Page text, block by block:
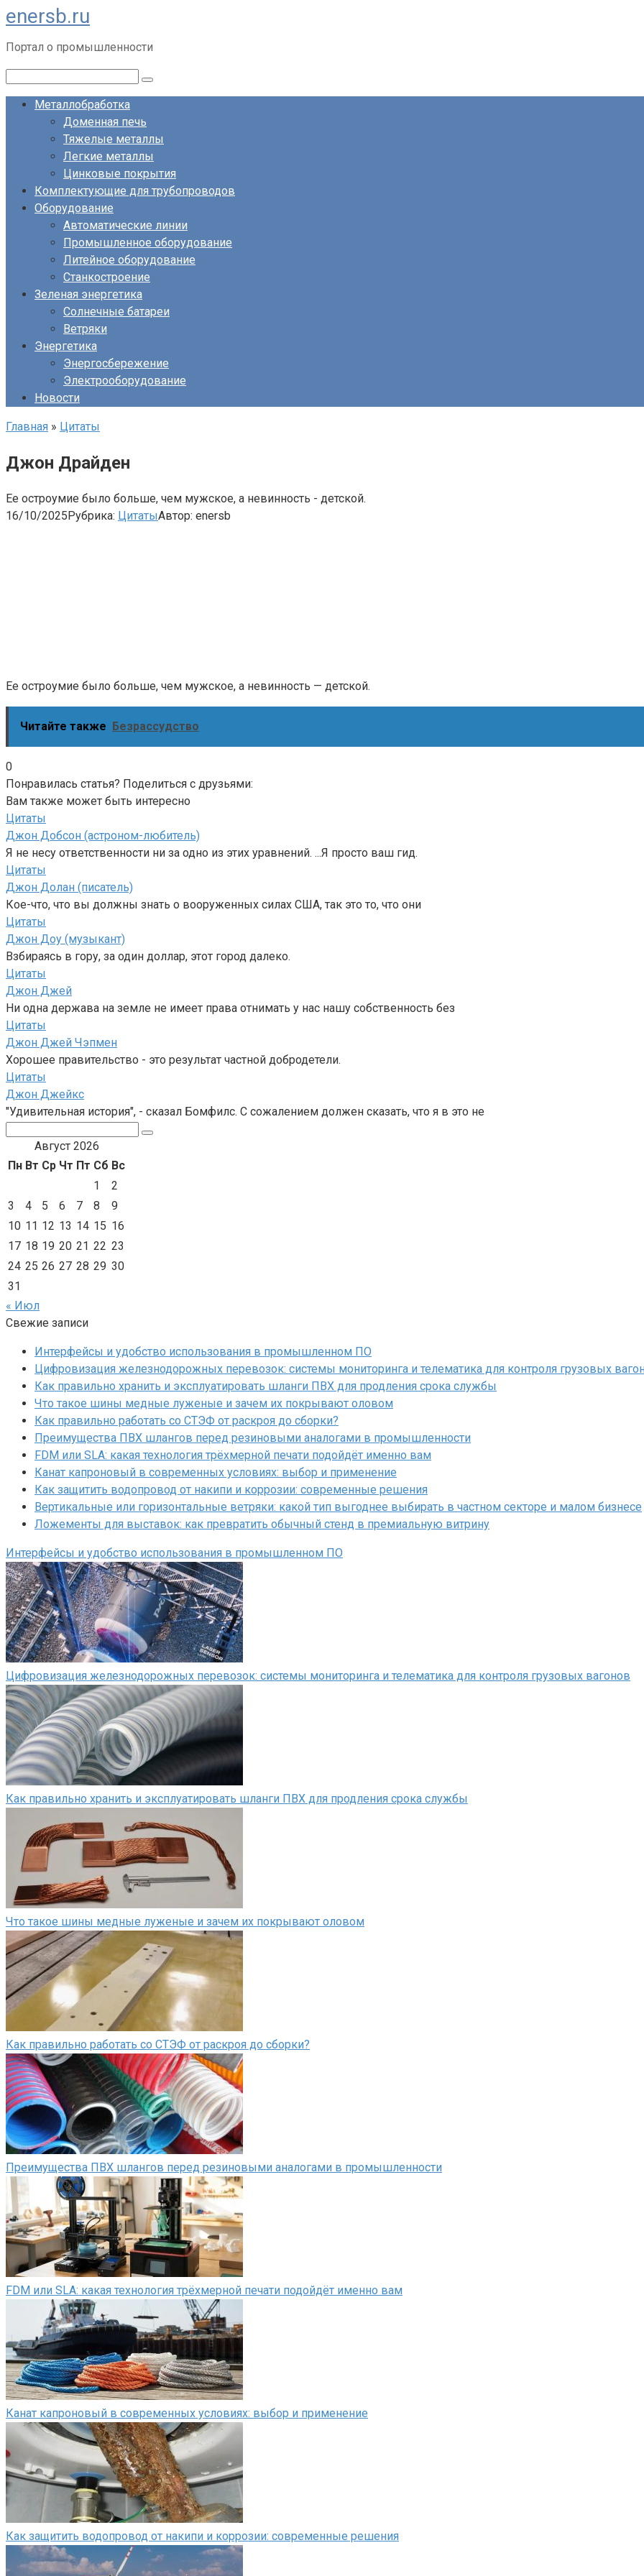
Перейти
к
контенту
enersb.ru
Портал о промышленности
Металлобработка
Доменная печь
Тяжелые металлы
Легкие металлы
Цинковые покрытия
Комплектующие для трубопроводов
Оборудование
Автоматические линии
Промышленное оборудование
Литейное оборудование
Станкостроение
Зеленая энергетика
Солнечные батареи
Ветряки
Энергетика
Энергосбережение
Электрооборудование
Новости
Главная » Цитаты
Джон Драйден
Ее остроумие было больше, чем мужское, а невинность - детской.
16/10/2025Рубрика: ЦитатыАвтор: enersb
Ее остроумие было больше, чем мужское, а невинность — детской.
Читайте также Безрассудство
0
Понравилась статья? Поделиться с друзьями:
Вам также может быть интересно
Цитаты
Джон Добсон (астроном-любитель)
Я не несу ответственности ни за одно из этих уравнений. ...Я просто ваш гид.
Цитаты
Джон Долан (писатель)
Кое-что, что вы должны знать о вооруженных силах США, так это то, что они
Цитаты
Джон Доу (музыкант)
Взбираясь в гору, за один доллар, этот город далеко.
Цитаты
Джон Джей
Ни одна держава на земле не имеет права отнимать у нас нашу собственность без
Цитаты
Джон Джей Чэпмен
Хорошее правительство - это результат частной добродетели.
Цитаты
Джон Джейкс
"Удивительная история", - сказал Бомфилс. С сожалением должен сказать, что я в это не
Август 2026
Пн Вт Ср Чт Пт Сб Вс
1
2
3
4 5 6 7 8
9
10 11 12 13 14 15 16
17 18 19 20 21 22 23
24 25 26 27 28 29 30
31
« Июл
Свежие записи
Интерфейсы и удобство использования в промышленном ПО
Цифровизация железнодорожных перевозок: системы мониторинга и телематика для контроля грузовых
Как правильно хранить и эксплуатировать шланги ПВХ для продления срока службы
Что такое шины медные луженые и зачем их покрывают оловом
Как правильно работать со СТЭФ от раскроя до сборки?
Преимущества ПВХ шлангов перед резиновыми аналогами в промышленности
FDM или SLA: какая технология трёхмерной печати подойдёт именно вам
Канат капроновый в современных условиях: выбор и применение
Как защитить водопровод от накипи и коррозии: современные решения
Вертикальные или горизонтальные ветряки: какой тип выгоднее выбирать в частном секторе и малом бизнесе
Ложементы для выставок: как превратить обычный стенд в премиальную витрину
Интерфейсы и удобство использования в промышленном ПО
Цифровизация железнодорожных перевозок: системы мониторинга и телематика для контроля грузовых вагонов
Как правильно хранить и эксплуатировать шланги ПВХ для продления срока службы
Что такое шины медные луженые и зачем их покрывают оловом
Как правильно работать со СТЭФ от раскроя до сборки?
Преимущества ПВХ шлангов перед резиновыми аналогами в промышленности
FDM или SLA: какая технология трёхмерной печати подойдёт именно вам
Канат капроновый в современных условиях: выбор и применение
Как защитить водопровод от накипи и коррозии: современные решения